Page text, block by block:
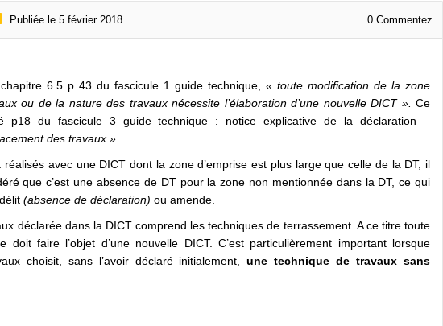
Publiée le 5 février 2018 0 Commentez
6.5 p 43 du fascicule 1 guide technique, « toute modification de la zone
ou de la nature des travaux nécessite l’élaboration d’une nouvelle DICT ». Ce
p18 du fascicule 3 guide technique : notice explicative de la déclaration –
des travaux ».
avec une DICT dont la zone d’emprise est plus large que celle de la DT, il
que c’est une absence de DT pour la zone non mentionnée dans la DT, ce qui
(absence de déclaration) ou amende.
déclarée dans la DICT comprend les techniques de terrassement. A ce titre toute
doit faire l’objet d’une nouvelle DICT. C’est particulièrement important lorsque
choisit, sans l’avoir déclaré initialement,une technique de travaux sans